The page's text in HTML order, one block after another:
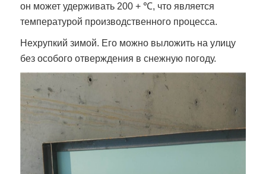
он может удерживать 200 + ℃, что является
температурой производственного процесса.
Нехрупкий зимой. Его можно выложить на улицу
без особого отверждения в снежную погоду.